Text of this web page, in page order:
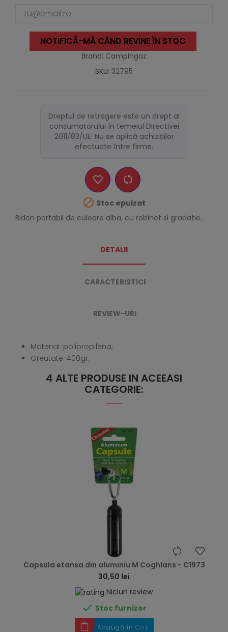
NOTIFICĂ-MĂ CÂND REVINE ÎN STOC
Brand: Campingaz
SKU: 32795
Dreptul de retragere este un drept al
consumatorului în temeiul Directivei
2011/83/UE. Nu se aplică achizițiilor
efectuate între firme.
 Stoc epuizat
Bidon portabil de culoare alba, cu robinet si gradatie.
DETALII
CARACTERISTICI
REVIEW-URI
Material: polipropilena;
Greutate: 400gr.
4 ALTE PRODUSE IN ACEEASI
CATEGORIE:
Capsula etansa din aluminiu M Coghlans - C1973
30,50 lei
Niciun review
 Stoc furnizor
Adaugă în Coș